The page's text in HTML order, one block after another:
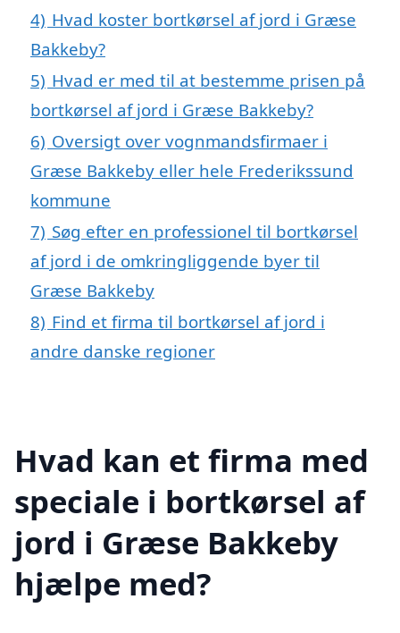
4) Hvad koster bortkørsel af jord i Græse
Bakkeby?
5) Hvad er med til at bestemme prisen på
bortkørsel af jord i Græse Bakkeby?
6) Oversigt over vognmandsfirmaer i
Græse Bakkeby eller hele Frederikssund
kommune
7) Søg efter en professionel til bortkørsel
af jord i de omkringliggende byer til
Græse Bakkeby
8) Find et firma til bortkørsel af jord i
andre danske regioner
Hvad kan et firma med
speciale i bortkørsel af
jord i Græse Bakkeby
hjælpe med?